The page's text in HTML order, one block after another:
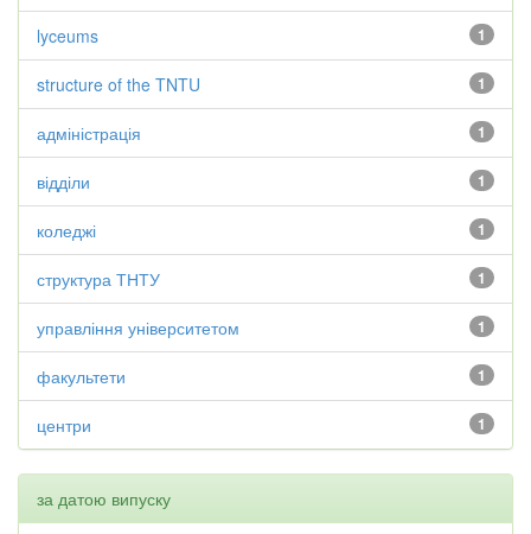
1
lyceums
1
structure of the TNTU
1
адміністрація
1
відділи
1
коледжі
1
структура ТНТУ
1
управління університетом
1
факультети
1
центри
за датою випуску